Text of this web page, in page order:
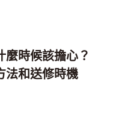
麼時候該擔心？
法和送修時機